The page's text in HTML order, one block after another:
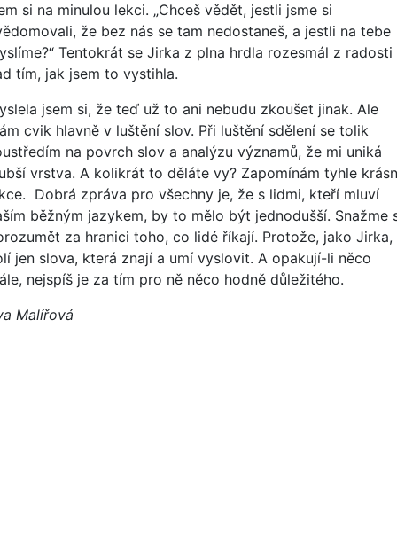
si na minulou lekci. „Chceš vědět, jestli jsme si
že bez nás se tam nedostaneš, a jestli na tebe
Tentokrát se Jirka z plna hrdla rozesmál z radosti
tím, jak jsem to vystihla.
jsem si, že teď už to ani nebudu zkoušet jinak. Ale
cvik hlavně v luštění slov. Při luštění sdělení se tolik
na povrch slov a analýzu významů, že mi uniká
vrstva. A kolikrát to děláte vy? Zapomínám tyhle
Dobrá zpráva pro všechny je, že s lidmi, kteří mluví
běžným jazykem, by to mělo být jednodušší. Snažme
za hranici toho, co lidé říkají. Protože, jako Jirka,
jen slova, která znají a umí vyslovit. A opakují-li něco
nejspíš je za tím pro ně něco hodně důležitého.
Malířová